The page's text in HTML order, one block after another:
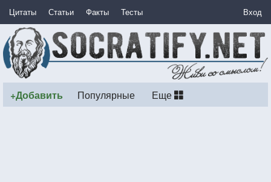
Цитаты Статьи Факты Тесты Вход
+Добавить Популярные Еще